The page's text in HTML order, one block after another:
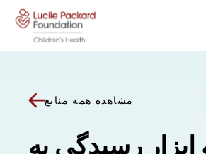
پرش به محتوا
مشاهده همه منابع
ابزار رسیدگی به